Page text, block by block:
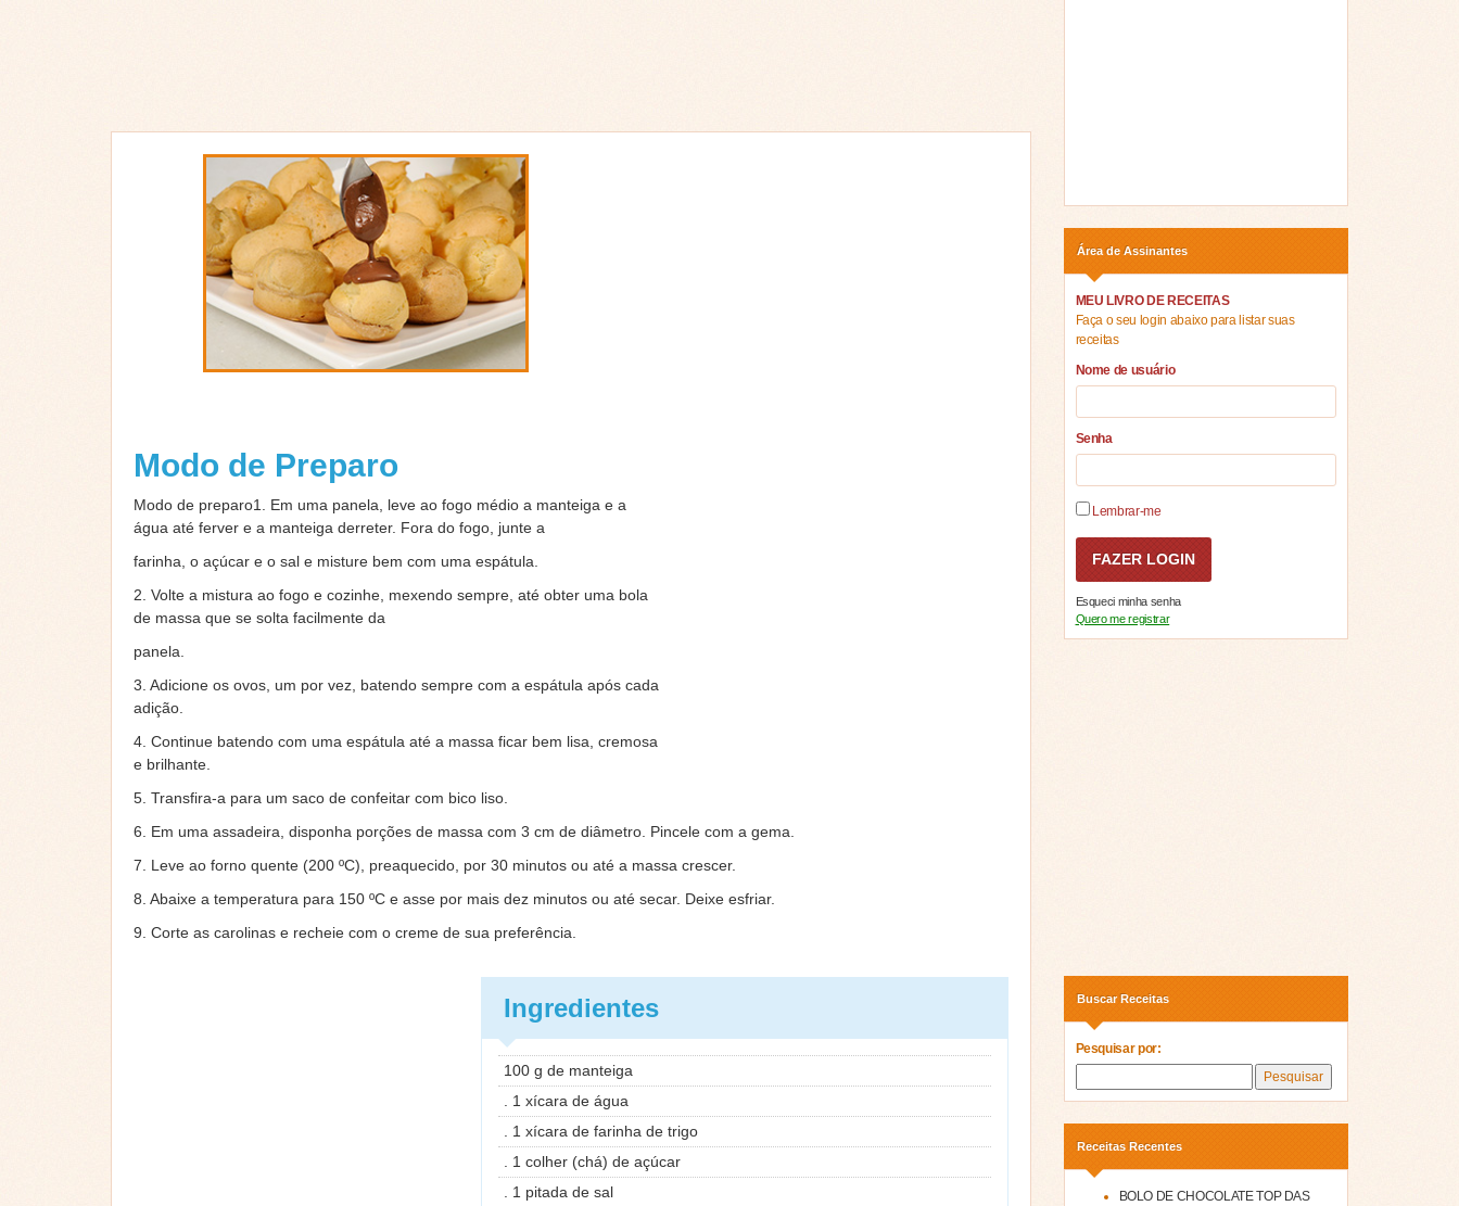
Modo de Preparo
Modo de preparo1. Em uma panela, leve ao fogo médio a manteiga e a
água até ferver e a manteiga derreter. Fora do fogo, junte a
farinha, o açúcar e o sal e misture bem com uma espátula.
2. Volte a mistura ao fogo e cozinhe, mexendo sempre, até obter uma bola
de massa que se solta facilmente da
panela.
3. Adicione os ovos, um por vez, batendo sempre com a espátula após cada
adição.
4. Continue batendo com uma espátula até a massa ficar bem lisa, cremosa
e brilhante.
5. Transfira-a para um saco de confeitar com bico liso.
6. Em uma assadeira, disponha porções de massa com 3 cm de diâmetro. Pincele com a gema.
7. Leve ao forno quente (200 ºC), preaquecido, por 30 minutos ou até a massa crescer.
8. Abaixe a temperatura para 150 ºC e asse por mais dez minutos ou até secar. Deixe esfriar.
9. Corte as carolinas e recheie com o creme de sua preferência.
Ingredientes
100 g de manteiga
. 1 xícara de água
. 1 xícara de farinha de trigo
. 1 colher (chá) de açúcar
. 1 pitada de sal
Área de Assinantes
MEU LIVRO DE RECEITAS
Faça o seu login abaixo para listar suas
receitas
Nome de usuário
Senha
Lembrar-me
Esqueci minha senha
Quero me registrar
Buscar Receitas
Pesquisar por:
Receitas Recentes
BOLO DE CHOCOLATE TOP DAS